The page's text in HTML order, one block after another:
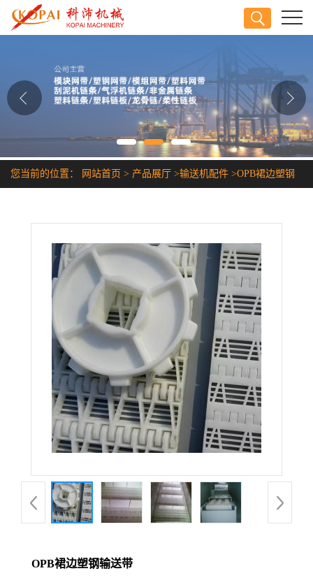
公司介绍
公司动态
证书荣誉
您当前的位置： 网站首页 > 产品展厅 >输送机配件 >OPB裙边塑钢
OPB裙边塑钢输送带